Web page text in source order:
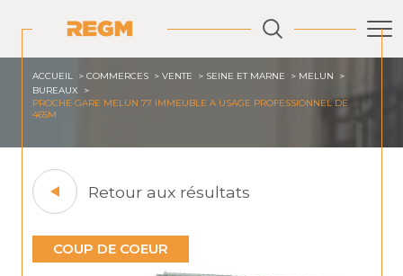
ACCUEIL COMMERCES VENTE SEINE ET MARNE
MELUN
BUREAUX
PROCHE GARE MELUN 77 IMMEUBLE A USAGE PROFESSIONNEL DE
465M
Retour aux résultats
COUP DE COEUR